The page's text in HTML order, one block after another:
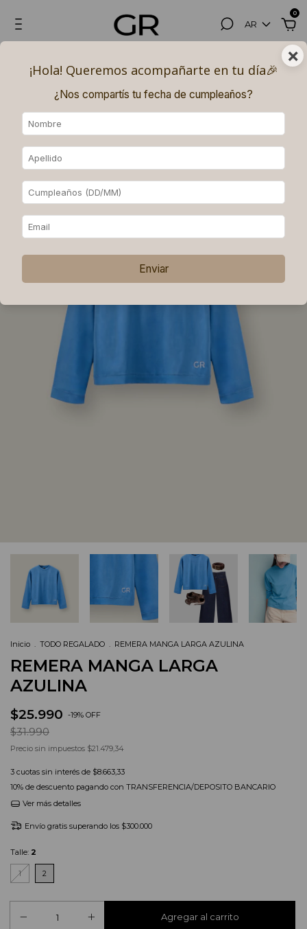
AR
0
PAGOS SIN INTERÉS con MERCADO PAGO.
Inicio . TODO REGALADO . REMERA MANGA LARGA AZULINA
REMERA MANGA LARGA
AZULINA
$25.990 -19% OFF
$31.990
Precio sin impuestos $21.479,34
3 cuotas sin interés de $8.663,33
10% de descuento pagando con TRANSFERENCIA/DEPOSITO BANCARIO
Ver más detalles
Envío gratis superando los $300.000
Talle: 2
1 2
×
¡Hola! Queremos acompañarte en tu día🎉​
¿Nos compartís tu fecha de cumpleaños?
Enviar